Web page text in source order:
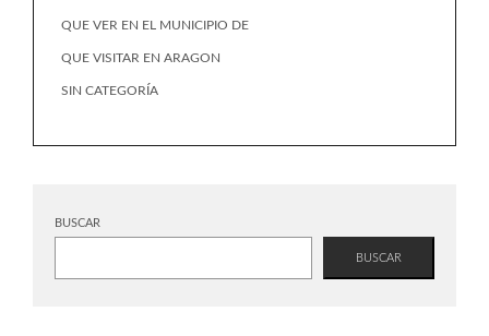
QUE VER EN EL MUNICIPIO DE
QUE VISITAR EN ARAGON
SIN CATEGORÍA
BUSCAR
BUSCAR